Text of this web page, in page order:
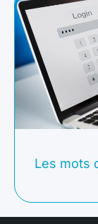
Les mots